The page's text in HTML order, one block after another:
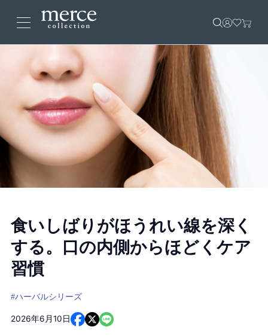
食いしばりがほうれい線を深く
する。口の内側からほどくケア
習慣
#ハーバルシリーズ
2026年6月10日